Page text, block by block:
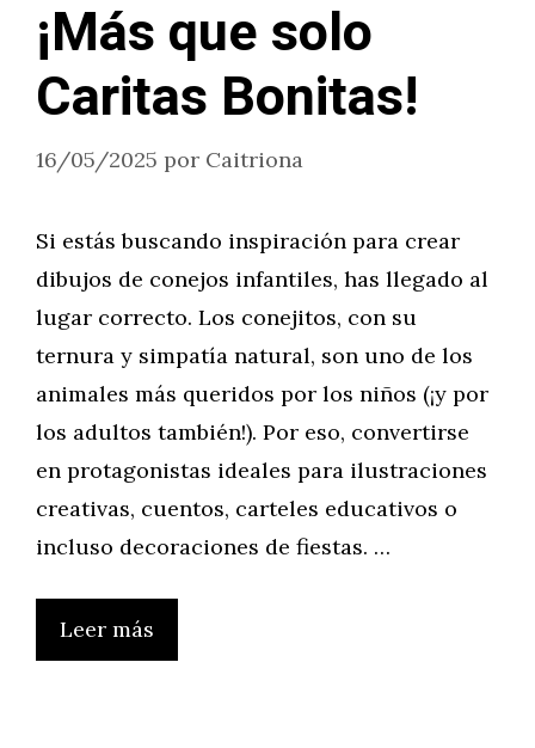
¡Más que solo
Caritas Bonitas!
16/05/2025 por Caitriona
Si estás buscando inspiración para crear
dibujos de conejos infantiles, has llegado al
lugar correcto. Los conejitos, con su
ternura y simpatía natural, son uno de los
animales más queridos por los niños (¡y por
los adultos también!). Por eso, convertirse
en protagonistas ideales para ilustraciones
creativas, cuentos, carteles educativos o
incluso decoraciones de fiestas. …
Leer más